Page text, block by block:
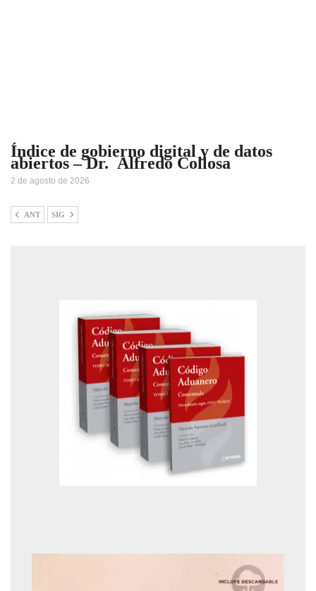
Índice de gobierno digital y de datos
abiertos – Dr. Alfredo Collosa
2 de agosto de 2026
ANT SIG